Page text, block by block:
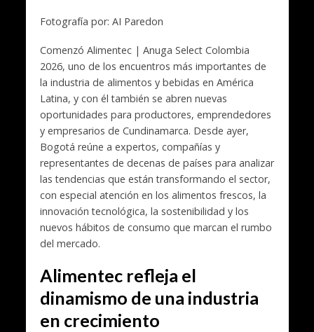
Fotografía por: AI Paredon
Comenzó Alimentec | Anuga Select Colombia
2026, uno de los encuentros más importantes de
la industria de alimentos y bebidas en América
Latina, y con él también se abren nuevas
oportunidades para productores, emprendedores
y empresarios de Cundinamarca. Desde ayer,
Bogotá reúne a expertos, compañías y
representantes de decenas de países para analizar
las tendencias que están transformando el sector,
con especial atención en los alimentos frescos, la
innovación tecnológica, la sostenibilidad y los
nuevos hábitos de consumo que marcan el rumbo
del mercado.
Alimentec refleja el
dinamismo de una industria
en crecimiento